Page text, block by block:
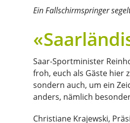
Ein Fallschirmspringer
Saar-Sportminister
froh, euch als Gäste hier
sondern auch, um ein
anders, nämlich
Christiane Krajewski,